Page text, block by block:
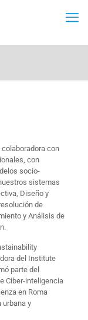
con
con
socio-
sistemas
Diseño y
de
y Análisis de
del Institute
parte del
Ciber-inteligencia
en Roma
urbana y